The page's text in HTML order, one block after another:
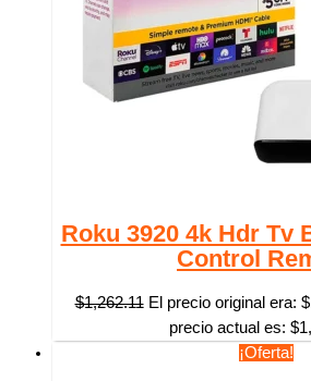
Roku 3920 4k Hdr Tv
Control
$1,262.11 El precio original era:
precio actual es:
¡Oferta!